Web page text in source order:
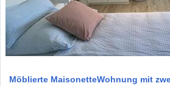
Möblierte MaisonetteWohnung mit